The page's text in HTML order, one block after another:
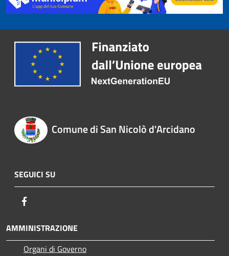
Comune di San Nicolò d'Arcidano
SEGUICI SU
AMMINISTRAZIONE
Organi di Governo